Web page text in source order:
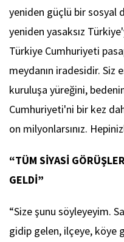
yeniden güçlü bir sosyal
yeniden yasaksız
Türkiye Cumhuriyeti
meydanın iradesidir. Siz
kuruluşa yüreğini,
Cumhuriyeti'ni bir kez
on milyonlarsınız.
“TÜM SİYASİ
GELDİ”
“Size şunu söyleyeyim.
gidip gelen, ilçeye, köye